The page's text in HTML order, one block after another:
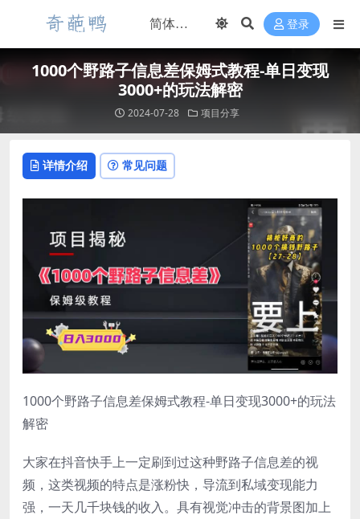
登录
1000个野路子信息差保姆式教程-单日变现
3000+的玩法解密
2024-07-28 项目分享
详情介绍 常见问题
1000个野路子信息差保姆式教程-单日变现3000+的玩法
解密
大家在抖音快手上一定刷到过这种野路子信息差的视
频，这类视频的特点是涨粉快，导流到私域变现能力
强，一天几千块钱的收入。具有视觉冲击的背景图加上